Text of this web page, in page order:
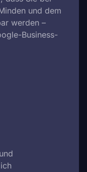
und dem
werden –
Business-